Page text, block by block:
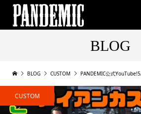
BLOG
BLOG CUSTOM PANDEMIC公式YouTube!5/31配信！ アイアンスポーツのカ
CUSTOM